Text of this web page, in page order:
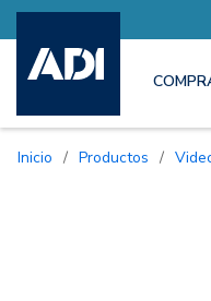
Inicio / Productos /